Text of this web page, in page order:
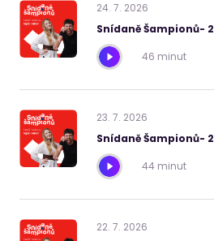
24. 7. 2026
Snídaně Šampionů-
46 minut
23. 7. 2026
Snídaně Šampionů-
44 minut
22. 7. 2026